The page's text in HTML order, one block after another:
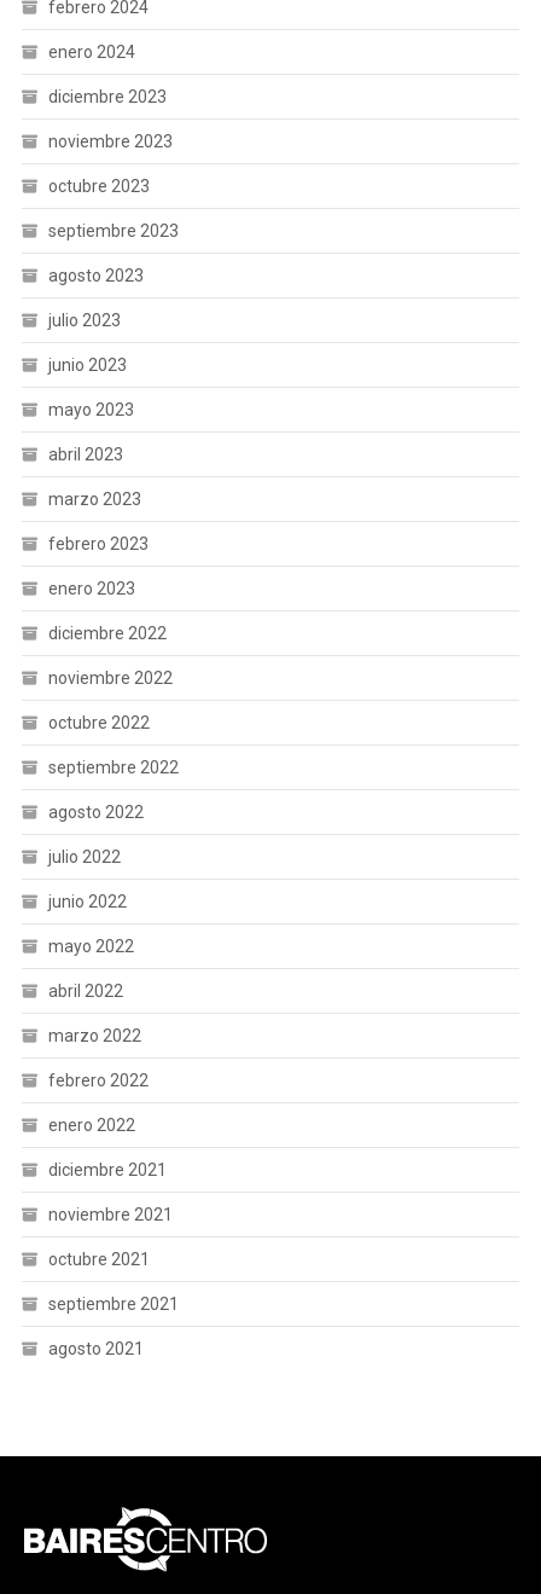
febrero 2024
enero 2024
diciembre 2023
noviembre 2023
octubre 2023
septiembre 2023
agosto 2023
julio 2023
junio 2023
mayo 2023
abril 2023
marzo 2023
febrero 2023
enero 2023
diciembre 2022
noviembre 2022
octubre 2022
septiembre 2022
agosto 2022
julio 2022
junio 2022
mayo 2022
abril 2022
marzo 2022
febrero 2022
enero 2022
diciembre 2021
noviembre 2021
octubre 2021
septiembre 2021
agosto 2021